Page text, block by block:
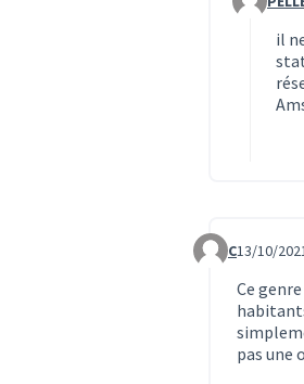
il
Commentaire
C13/10/
Ce
pas une